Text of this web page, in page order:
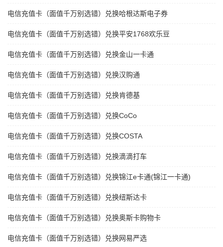
电信充值卡（面值千万别选错）兑换哈根达斯电子券
电信充值卡（面值千万别选错）兑换平安1768欢乐豆
电信充值卡（面值千万别选错）兑换金山一卡通
电信充值卡（面值千万别选错）兑换汉购通
电信充值卡（面值千万别选错）兑换肯德基
电信充值卡（面值千万别选错）兑换CoCo
电信充值卡（面值千万别选错）兑换COSTA
电信充值卡（面值千万别选错）兑换滴滴打车
电信充值卡（面值千万别选错）兑换锦江e卡通(锦江一卡通)
电信充值卡（面值千万别选错）兑换纽斯达卡
电信充值卡（面值千万别选错）兑换奥斯卡购物卡
电信充值卡（面值千万别选错）兑换网易严选